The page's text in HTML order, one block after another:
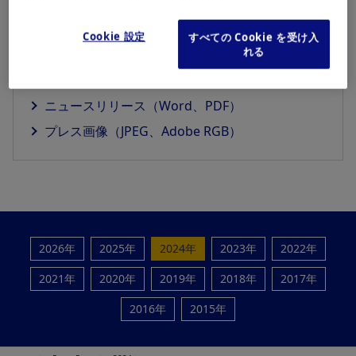
ニュースリリース（Word、PDF）
プレス画像（JPEG、Adobe RGB）
2026年 2025年 2024年 2023年
2022年
2021年
2020年 2019年 2018年
2017年
2016年
2015年
Cookie 設定 すべての Cookie を受け入
れる